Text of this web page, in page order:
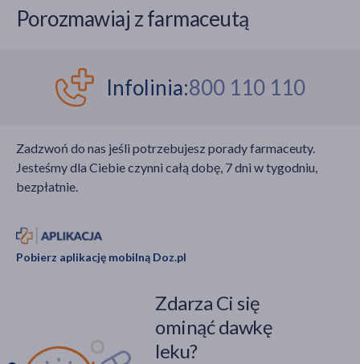
Porozmawiaj z farmaceutą
Infolinia:800 110 110
Zadzwoń do nas jeśli potrzebujesz porady farmaceuty.
Jesteśmy dla Ciebie czynni całą dobę, 7 dni w tygodniu,
bezpłatnie.
Pobierz aplikację mobilną Doz.pl
Zdarza Ci się
ominąć dawkę
leku?